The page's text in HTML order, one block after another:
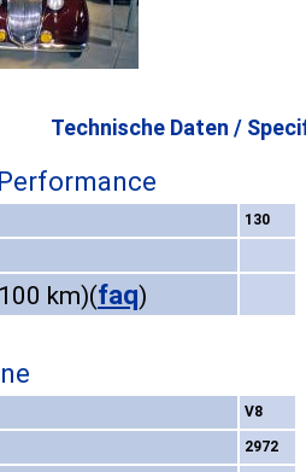
Technische Daten /
130
km)(faq)
V8
2972